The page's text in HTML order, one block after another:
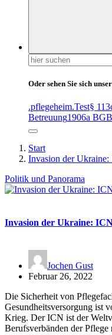
Suchen
nach:
Oder sehen Sie sich
.pflegeheim.Test§
Betreuung1906a BGB
Start
Invasion der
Politik und Panorama
Invasion der Ukraine:
Jochen Gust
Februar 26, 2022
Die Sicherheit von
Gesundheitsversorgung ist
Krieg. Der ICN ist der
Berufsverbänden der